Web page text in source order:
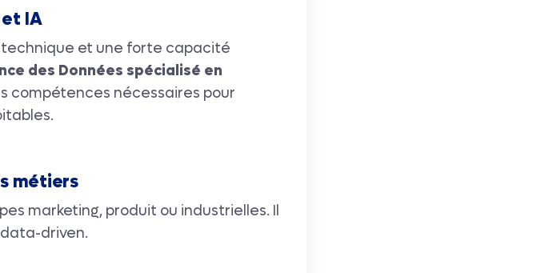
IA
et une forte capacité
des Données spécialisé en
compétences nécessaires pour
métiers
marketing, produit ou industrielles. Il
driven.